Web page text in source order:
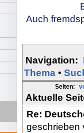
Auch
Navigation:
Thema •
Seiten:
Aktuelle
Re:
geschrieben